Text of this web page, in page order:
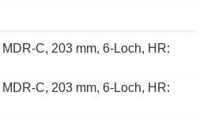
C, 203 mm, 6-Loch, HR:
C, 203 mm, 6-Loch, HR: